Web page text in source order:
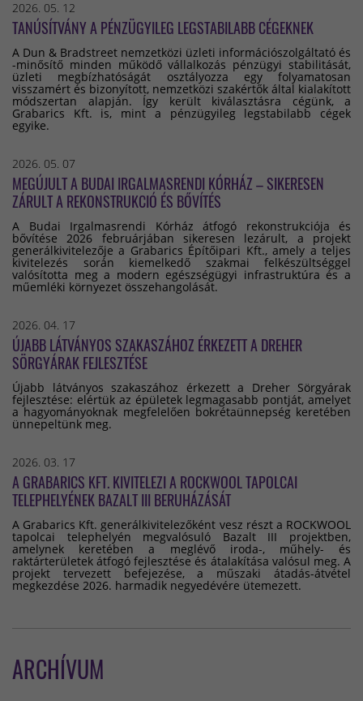
2026. 05. 12
TANÚSÍTVÁNY A PÉNZÜGYILEG LEGSTABILABB CÉGEKNEK
A Dun & Bradstreet nemzetközi üzleti információszolgáltató és
-minősítő minden működő vállalkozás pénzügyi stabilitását,
üzleti megbízhatóságát osztályozza egy folyamatosan
visszamért és bizonyított, nemzetközi szakértők által kialakított
módszertan alapján. Így került kiválasztásra cégünk, a
Grabarics Kft. is, mint a pénzügyileg legstabilabb cégek
egyike.
2026. 05. 07
MEGÚJULT A BUDAI IRGALMASRENDI KÓRHÁZ – SIKERESEN
ZÁRULT A REKONSTRUKCIÓ ÉS BŐVÍTÉS
A Budai Irgalmasrendi Kórház átfogó rekonstrukciója és
bővítése 2026 februárjában sikeresen lezárult, a projekt
generálkivitelezője a Grabarics Építőipari Kft., amely a teljes
kivitelezés során kiemelkedő szakmai felkészültséggel
valósította meg a modern egészségügyi infrastruktúra és a
műemléki környezet összehangolását.
2026. 04. 17
ÚJABB LÁTVÁNYOS SZAKASZÁHOZ ÉRKEZETT A DREHER
SÖRGYÁRAK FEJLESZTÉSE
Újabb látványos szakaszához érkezett a Dreher Sörgyárak
fejlesztése: elértük az épületek legmagasabb pontját, amelyet
a hagyományoknak megfelelően bokrétaünnepség keretében
ünnepeltünk meg.
2026. 03. 17
A GRABARICS KFT. KIVITELEZI A ROCKWOOL TAPOLCAI
TELEPHELYÉNEK BAZALT III BERUHÁZÁSÁT
A Grabarics Kft. generálkivitelezőként vesz részt a ROCKWOOL
tapolcai telephelyén megvalósuló Bazalt III projektben,
amelynek keretében a meglévő iroda-, műhely- és
raktárterületek átfogó fejlesztése és átalakítása valósul meg. A
projekt tervezett befejezése, a műszaki átadás-átvétel
megkezdése 2026. harmadik negyedévére ütemezett.
ARCHÍVUM